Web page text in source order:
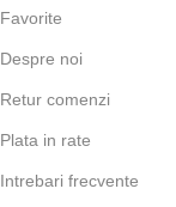
Favorite
Despre noi
Retur comenzi
Plata in rate
Intrebari frecvente